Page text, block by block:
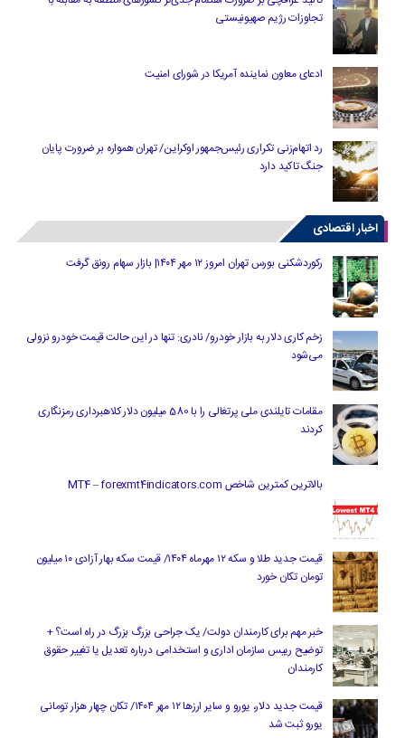
تجاوزات رژیم صهیونیستی
ادعای معاون نماینده آمریکا در شورای امنیت
رد اتهام‌زنی تکراری رئیس‌جمهور اوکراین/ تهران همواره بر ضرورت پایان
جنگ تاکید دارد
اخبار اقتصادی
رکوردشکنی بورس تهران امروز ۱۲ مهر ۱۴۰۴| بازار سهام رونق گرفت
زخم کاری دلار به بازار خودرو/ نادری: تنها در این حالت قیمت خودرو نزولی
می‌شود
مقامات تایلندی ملی پرتغالی را با 580 میلیون دلار کلاهبرداری رمزنگاری
کردند
بالاترین کمترین شاخص MT4 – forexmt4indicators.com
قیمت جدید طلا و سکه ۱۲ مهرماه ۱۴۰۴/ قیمت سکه بهار آزادی ۱۰ میلیون
تومان تکان خورد
خبر مهم برای کارمندان دولت/ یک جراحی بزرگ بزرگ در راه است؟ +
توضیح رییس سازمان اداری و استخدامی درباره تعدیل یا تغییر حقوق
کارمندان
قیمت جدید دلار، یورو و سایر ارزها ۱۲ مهر ۱۴۰۴/ تکان چهار هزار تومانی
یورو ثبت شد